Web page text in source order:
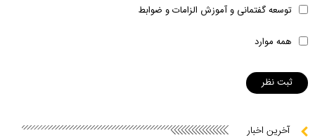
توسعه گفتمانی و آموزش الزامات و ضوابط
همه موارد
آخرین اخبار